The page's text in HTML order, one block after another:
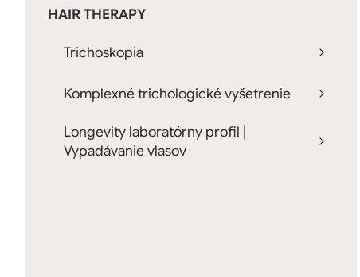
HAIR THERAPY
Trichoskopia
Komplexné trichologické vyšetrenie
Longevity laboratórny profil |
Vypadávanie vlasov